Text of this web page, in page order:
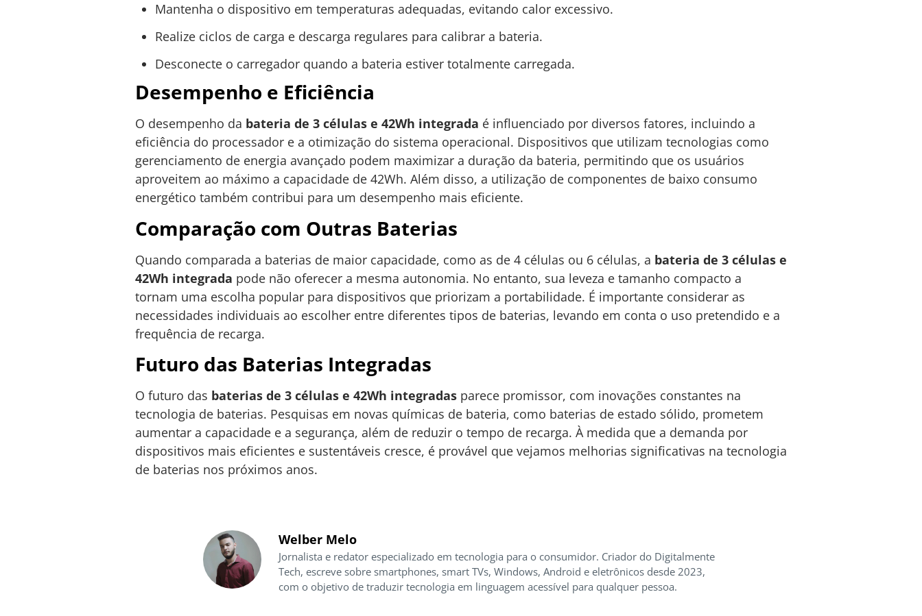
Mantenha o dispositivo em temperaturas adequadas, evitando calor excessivo.
Realize ciclos de carga e descarga regulares para calibrar a bateria.
Desconecte o carregador quando a bateria estiver totalmente carregada.
Desempenho e Eficiência
O desempenho da bateria de 3 células e 42Wh integrada é influenciado por diversos fatores, incluindo a
eficiência do processador e a otimização do sistema operacional. Dispositivos que utilizam tecnologias como
gerenciamento de energia avançado podem maximizar a duração da bateria, permitindo que os usuários
aproveitem ao máximo a capacidade de 42Wh. Além disso, a utilização de componentes de baixo consumo
energético também contribui para um desempenho mais eficiente.
Comparação com Outras Baterias
Quando comparada a baterias de maior capacidade, como as de 4 células ou 6 células, a bateria de 3 células e
42Wh integrada pode não oferecer a mesma autonomia. No entanto, sua leveza e tamanho compacto a
tornam uma escolha popular para dispositivos que priorizam a portabilidade. É importante considerar as
necessidades individuais ao escolher entre diferentes tipos de baterias, levando em conta o uso pretendido e a
frequência de recarga.
Futuro das Baterias Integradas
O futuro das baterias de 3 células e 42Wh integradas parece promissor, com inovações constantes na
tecnologia de baterias. Pesquisas em novas químicas de bateria, como baterias de estado sólido, prometem
aumentar a capacidade e a segurança, além de reduzir o tempo de recarga. À medida que a demanda por
dispositivos mais eficientes e sustentáveis cresce, é provável que vejamos melhorias significativas na tecnologia
de baterias nos próximos anos.
Welber Melo
Jornalista e redator especializado em tecnologia para o consumidor. Criador do Digitalmente
Tech, escreve sobre smartphones, smart TVs, Windows, Android e eletrônicos desde 2023,
com o objetivo de traduzir tecnologia em linguagem acessível para qualquer pessoa.